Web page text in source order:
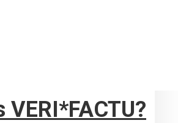
VERI*FACTU?